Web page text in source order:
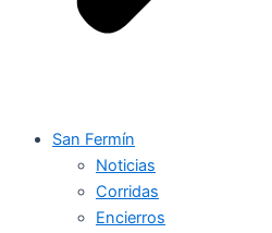
San Fermín
Noticias
Corridas
Encierros